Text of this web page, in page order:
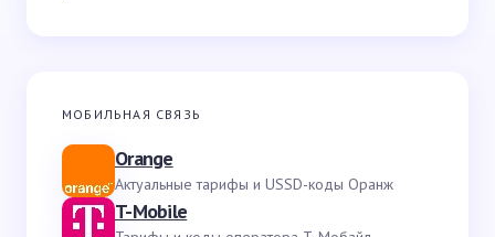
МОБИЛЬНАЯ СВЯЗЬ
Orange
Актуальные тарифы и USSD-коды Оранж
T-Mobile